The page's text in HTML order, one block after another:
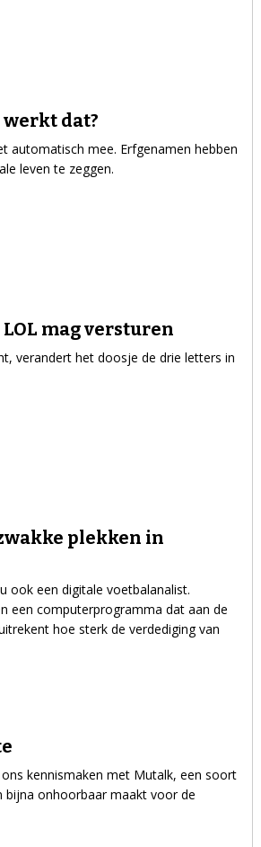
dat?
automatisch mee. Erfgenamen hebben
leven te zeggen.
mag versturen
verandert het doosje de drie letters in
plekken in
ook een digitale voetbalanalist.
een computerprogramma dat aan de
hoe sterk de verdediging van
kennismaken met Mutalk, een soort
bijna onhoorbaar maakt voor de